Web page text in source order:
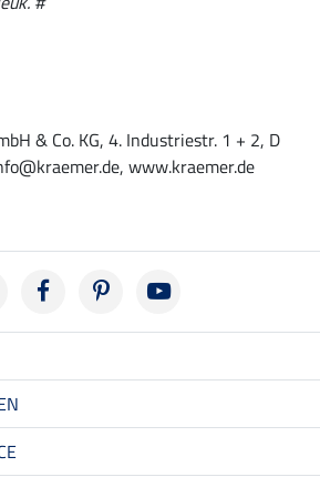
& Co. KG, 4. Industriestr. 1 + 2, D
www.kraemer.de